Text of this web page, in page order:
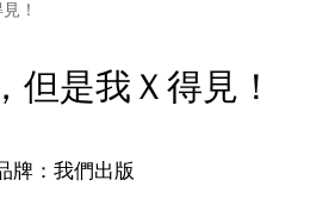
！
但是我Ｘ得見！
牌：我們出版